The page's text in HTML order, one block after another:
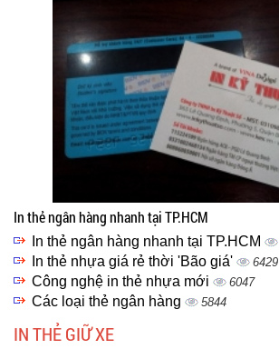
In thẻ ngân hàng nhanh tại TP.HCM
In thẻ ngân hàng nhanh tại TP.HCM
In thẻ nhựa giá rẻ thời 'Bão giá' 6429
Công nghệ in thẻ nhựa mới 6047
Các loại thẻ ngân hàng 5844
IN THẺ GIỮ XE